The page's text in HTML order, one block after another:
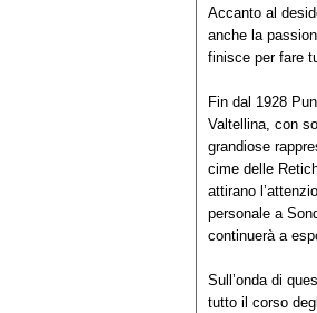
Accanto al
anche la
finisce per fare
Fin dal 1928
Valtellina, con
grandiose
cime delle
attirano
personale a
continuerà a
Sull’onda di
tutto il corso